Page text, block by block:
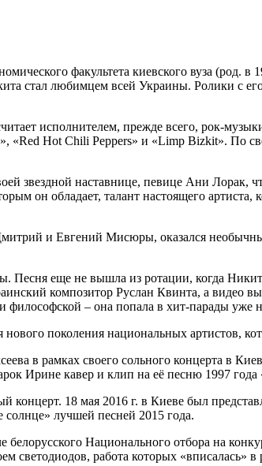
факультета киевского вуза (род.
стал любимцем всей Украины. Ролики с
исполнителем, прежде всего, рок-
«Red Hot Chili Peppers» и «Limp Bizkit». По
звездной наставнице, певице Ани Лорак,
он обладает, талант настоящего
и Евгений Мисюры, оказался
Песня еще не вышла из ротации, когда
композитор Руслан Квинта, а видео
философской – она попала в хит-парады уже
поколения национальных артистов,
в рамках своего сольного концерта в
Ирине кавер и клип на её песню 1997
концерт. 18 мая 2016 г. в Киеве был
лучшей песней 2015 года.
Национального отбора на
светодиодов, работа которых